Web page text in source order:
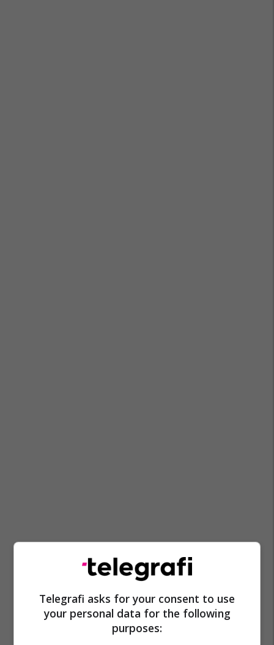
Telegrafi asks for your consent to use
your personal data for the following
purposes: